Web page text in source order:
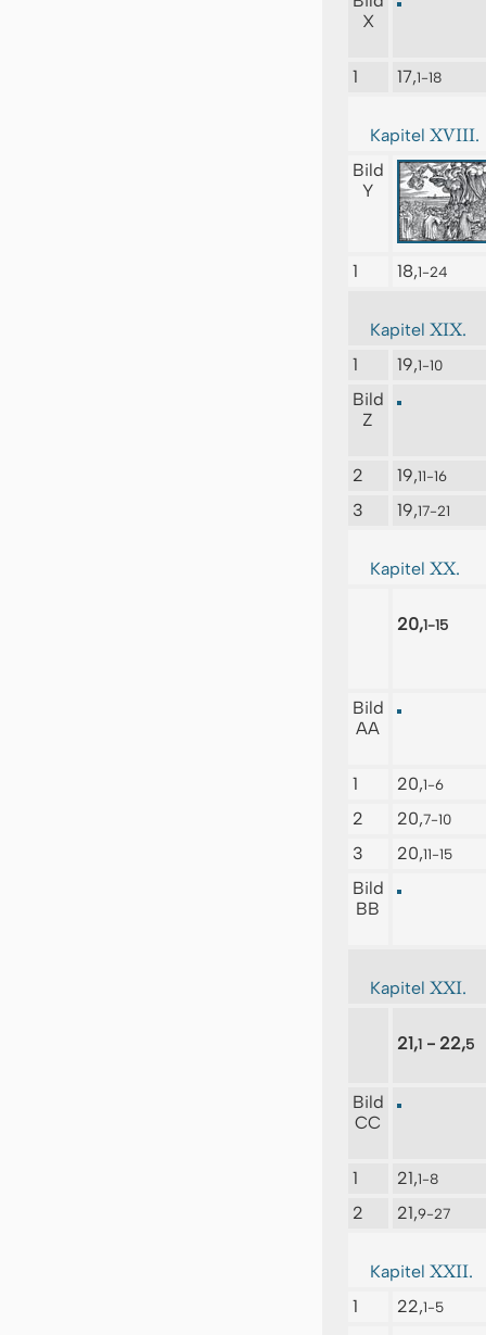
X
1 17,1-18
Kapitel XVIII.
Bild
Y
1 18,1-24
Kapitel XIX.
1 19,1-10
Bild
Z
2 19,11-16
3 19,17-21
Kapitel XX.
20,1-15
Bild
AA
1 20,1-6
2 20,7-10
3 20,11-15
Bild
BB
Kapitel XXI.
21,1- 22,5
Bild
CC
1 21,1-8
2 21,9-27
Kapitel XXII.
1 22,1-5